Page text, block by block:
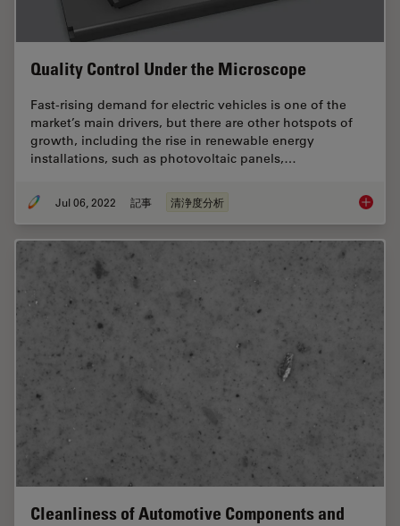
Quality Control Under the Microscope
Fast-rising demand for electric vehicles is one of the
market’s main drivers, but there are other hotspots of
growth, including the rise in renewable energy
installations, such as photovoltaic panels,…
Jul 06, 2022 記事 清浄度分析 Quality
Cleanliness of Automotive Components and